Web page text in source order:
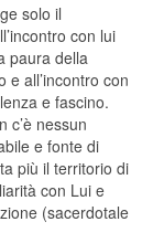
solo il
con lui
paura della
e all’incontro con
e fascino.
c’è nessun
e fonte di
più il territorio di
con Lui e
(sacerdotale